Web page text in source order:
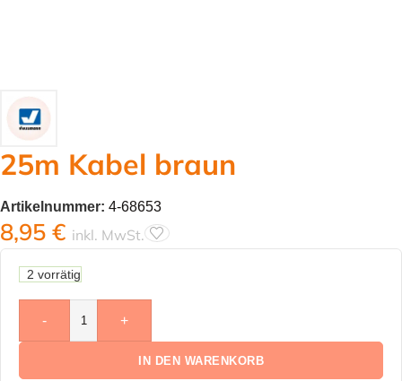
25m Kabel braun
Artikelnummer: 4-68653
8,95 € inkl. MwSt.
2 vorrätig
- +
IN DEN WARENKORB